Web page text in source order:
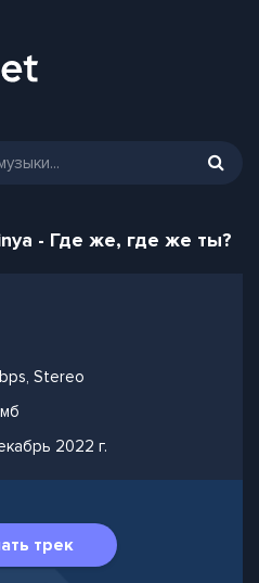
- Где же, где же ты?
Stereo
2022 г.
трек